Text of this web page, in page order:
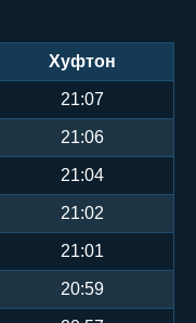
Хуфтон
21:07
21:06
21:04
21:02
21:01
20:59